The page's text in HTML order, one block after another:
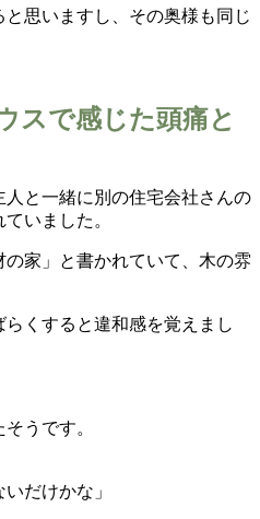
思いますし、その奥様も同じ
スで感じた頭痛と
と一緒に別の住宅会社さんの
いました。
家」と書かれていて、木の雰
くすると違和感を覚えまし
うです。
だけかな」